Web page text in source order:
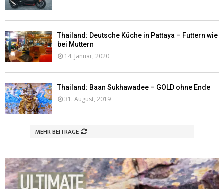
Thailand: Deutsche Küche in Pattaya – Futtern wie
bei Muttern
14. Januar, 2020
Thailand: Baan Sukhawadee – GOLD ohne Ende
31. August, 2019
MEHR BEITRÄGE